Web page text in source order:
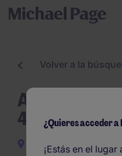
Volver a la
Abogado
4-5 años de
Sevilla provincia
¿Quieres acceder a
¡Estás en el